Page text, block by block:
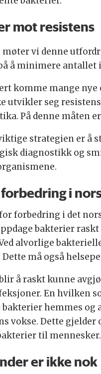
mot resistens
møter vi denne
å minimere
komme mange
utvikler seg
På denne måten
strategien er å
diagnostikk og
i
forbedring i det
bakterier
alvorlige
må også
å raskt kunne
En hvilken
hemmes og
vokse. Dette
til mennesker.
er ikke nok